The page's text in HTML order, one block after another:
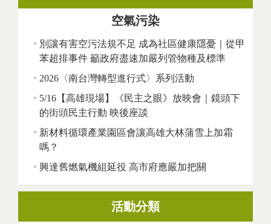
空氣污染
別讓有害空污法規不足 成為社區健康隱憂｜從甲
苯超排事件 籲政府盡速加嚴列管物種及標準
2026〈南台灣轉型進行式〉系列活動
5/16【高雄現場】《民主之眼》放映會｜鏡頭下
的街頭民主行動 映後座談
新材料循環產業園區會讓高雄大林蒲雪上加霜
嗎？
興達舊燃氣機組延役 高市府應嚴加把關
活動分類